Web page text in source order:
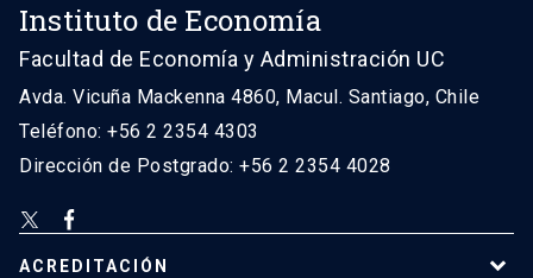
Instituto de Economía
Facultad de Economía y Administración UC
Avda. Vicuña Mackenna 4860, Macul. Santiago, Chile
Teléfono: +56 2 2354 4303
Dirección de Postgrado: +56 2 2354 4028
ACREDITACIÓN